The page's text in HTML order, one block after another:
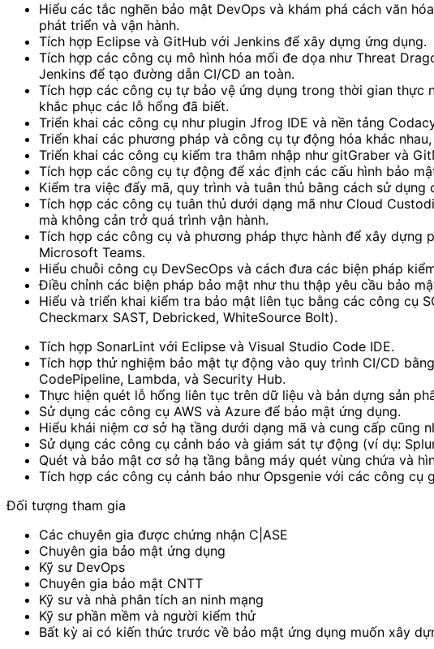
Hiểu các tắc nghẽn bảo mật DevOps và khám phá cách văn
phát triển và vận hành.
Tích hợp Eclipse và GitHub với Jenkins để xây dựng ứng dụng.
Tích hợp các công cụ mô hình hóa mối đe dọa như Threat
Jenkins để tạo đường dẫn CI/CD an toàn.
Tích hợp các công cụ tự bảo vệ ứng dụng trong thời gian thực
khắc phục các lỗ hổng đã biết.
Triển khai các công cụ như plugin Jfrog IDE và nền tảng
Triển khai các phương pháp và công cụ tự động hóa khác
Triển khai các công cụ kiểm tra thâm nhập như gitGraber và
Tích hợp các công cụ tự động để xác định các cấu hình bảo
Kiểm tra việc đẩy mã, quy trình và tuân thủ bằng cách sử
Tích hợp các công cụ tuân thủ dưới dạng mã như Cloud
mà không cản trở quá trình vận hành.
Tích hợp các công cụ và phương pháp thực hành để xây dựng
Microsoft Teams.
Hiểu chuỗi công cụ DevSecOps và cách đưa các biện pháp
Điều chỉnh các biện pháp bảo mật như thu thập yêu cầu bảo
Hiểu và triển khai kiểm tra bảo mật liên tục bằng các công cụ
Checkmarx SAST, Debricked, WhiteSource Bolt).
Tích hợp SonarLint với Eclipse và Visual Studio Code IDE.
Tích hợp thử nghiệm bảo mật tự động vào quy trình CI/CD
CodePipeline, Lambda, và Security Hub.
Thực hiện quét lỗ hổng liên tục trên dữ liệu và bản dựng sản
Sử dụng các công cụ AWS và Azure để bảo mật ứng dụng.
Hiểu khái niệm cơ sở hạ tầng dưới dạng mã và cung cấp cũng
Sử dụng các công cụ cảnh báo và giám sát tự động (ví dụ:
Quét và bảo mật cơ sở hạ tầng bằng máy quét vùng chứa và
Tích hợp các công cụ cảnh báo như Opsgenie với các công
Đối tượng tham gia
Các chuyên gia được chứng nhận C|ASE
Chuyên gia bảo mật ứng dụng
Kỹ sư DevOps
Chuyên gia bảo mật CNTT
Kỹ sư và nhà phân tích an ninh mạng
Kỹ sư phần mềm và người kiểm thử
Bất kỳ ai có kiến ​​thức trước về bảo mật ứng dụng muốn xây